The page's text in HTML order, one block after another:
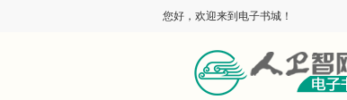
您好，欢迎来到电子书城！